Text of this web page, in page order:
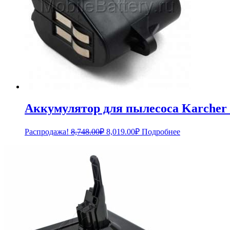
Аккумулятор для пылесоса Karcher
Распродажа! 8,748.00₽ Первоначальная
8,019.00₽Текущая
цена:
Подробнее